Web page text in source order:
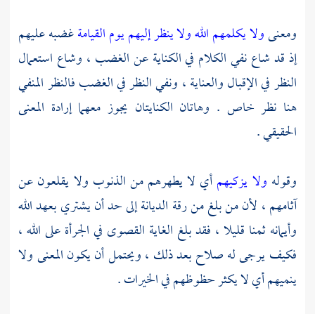
ومعنىولا يكلمهم الله ولا ينظر إليهم يوم القيامةغضبه عليهم
إذ قد شاع نفي الكلام في الكناية عن الغضب ، وشاع استعمال
النظر في الإقبال والعناية ، ونفي النظر في الغضب فالنظر المنفي
هنا نظر خاص . وهاتان الكنايتان يجوز معهما إرادة المعنى
الحقيقي .
وقوله ولا يزكيهمأي لا يطهرهم من الذنوب ولا يقلعون عن
آثامهم ، لأن من بلغ من رقة الديانة إلى حد أن يشتري بعهد الله
وأيمانه ثمنا قليلا ، فقد بلغ الغاية القصوى في الجرأة على الله ،
فكيف يرجى له صلاح بعد ذلك ، ويحتمل أن يكون المعنى ولا
ينميهم أي لا يكثر حظوظهم في الخيرات .